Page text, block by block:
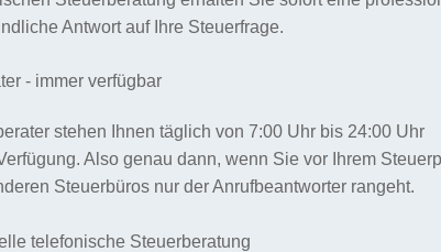
Antwort auf Ihre Steuerfrage.
- immer verfügbar
stehen Ihnen täglich von 7:00 Uhr bis 24:00 Uhr
Also genau dann, wenn Sie vor Ihrem
Steuerbüros nur der Anrufbeantworter rangeht.
telefonische Steuerberatung